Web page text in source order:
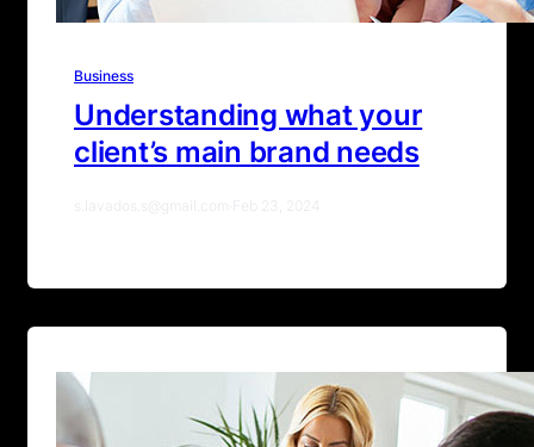
Business
Understanding what your
client’s main brand needs
s.lavados.s@gmail.com Feb 23, 2024